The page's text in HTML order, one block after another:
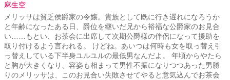
麻生空
メリッサは貧乏侯爵家の令嬢。貴族として既に行き遅れになろうか
と年齢になったある日、爵位を継いだ兄から裕福な公爵家のお見合
い……もとい、お茶会に出席して次期公爵様の伴侶になって援助を
取り付けるよう言われる。 けどね。あいつは何時も女を取っ替え引
っ替えしている下半身ユルユルの最低男なんだよ。 年頃からやたら
と胸が大きくなり、容姿も相まって男性不振になりつつあった男勝
りのメリッサは、このお見合い失敗させてやると意気込んでお茶会